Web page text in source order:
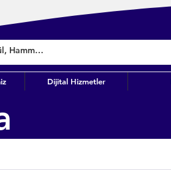
Dijital Hizmetler